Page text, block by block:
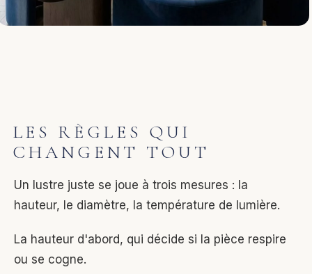
LES RÈGLES QUI
CHANGENT TOUT
Un lustre juste se joue à trois mesures : la
hauteur, le diamètre, la température de lumière.
La hauteur d'abord, qui décide si la pièce respire
ou se cogne.